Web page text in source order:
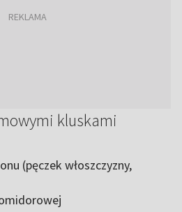
kluskami
(pęczek włoszczyzny,